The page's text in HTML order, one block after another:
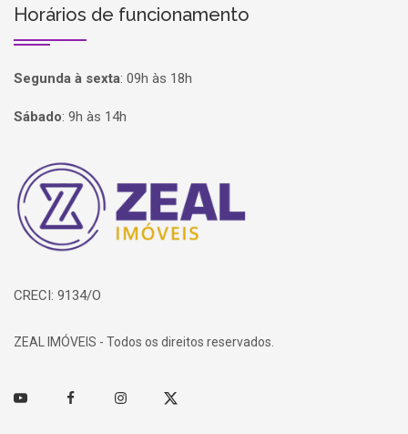
Horários de funcionamento
Segunda à sexta: 09h às 18h
Sábado: 9h às 14h
Página inicial
CRECI: 9134/O
ZEAL IMÓVEIS - Todos os direitos reservados.
Youtube FacebookInstagramTwitter